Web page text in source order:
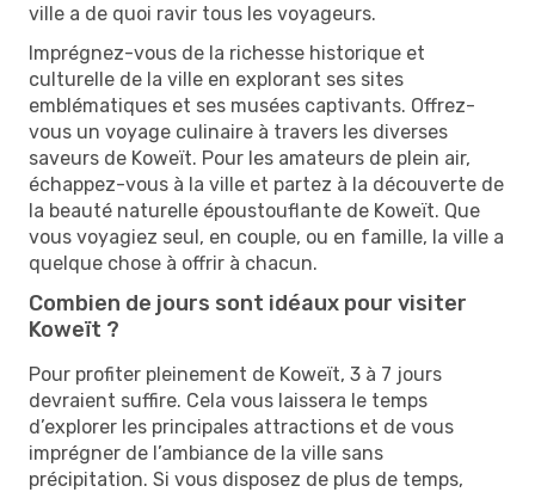
ville a de quoi ravir tous les voyageurs.
Imprégnez-vous de la richesse historique et
culturelle de la ville en explorant ses sites
emblématiques et ses musées captivants. Offrez-
vous un voyage culinaire à travers les diverses
saveurs de Koweït. Pour les amateurs de plein air,
échappez-vous à la ville et partez à la découverte de
la beauté naturelle époustouflante de Koweït. Que
vous voyagiez seul, en couple, ou en famille, la ville a
quelque chose à offrir à chacun.
Combien de jours sont idéaux pour visiter
Koweït ?
Pour profiter pleinement de Koweït, 3 à 7 jours
devraient suffire. Cela vous laissera le temps
d’explorer les principales attractions et de vous
imprégner de l’ambiance de la ville sans
précipitation. Si vous disposez de plus de temps,